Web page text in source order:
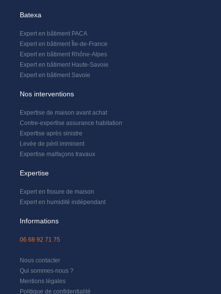
Batexa
Expert en bâtiment PACA
Expert en bâtiment Île-de-France
Expert en bâtiment Rhône-Alpes
Expert en bâtiment Haute-Savoie
Expert en bâtiment Savoie
Nos interventions
Expertise de maison avant achat
Contre-expertise assurance habitation
Expertise après sinistre
Levée de péril imminent
Expertise malfaçons travaux
Expertise
Expert en fissure de maison
Expert en humidité indépendant
Informations
06 68 92 71 75
Nous contacter
Qui sommes-nous ?
Mentions légales
Politique de confidentialité